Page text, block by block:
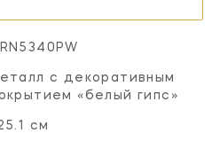
с декоративным
«белый гипс»
см